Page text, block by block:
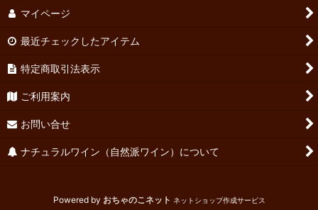
マイページ
最近チェックしたアイテム
特定商取引法表示
ご利用案内
お問い合せ
ナチュラルワイン（自然派ワイン）について
Powered by おちゃのこネット ネットショップ作成サービス